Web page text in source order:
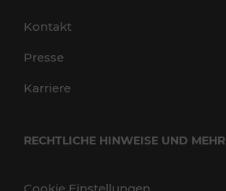
Kontakt
Presse
Karriere
RECHTLICHE HINWEISE UND MEHR